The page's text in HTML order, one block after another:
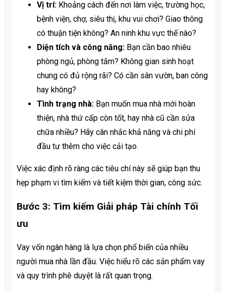
Vị trí: Khoảng cách đến nơi làm việc, trường học,
bệnh viện, chợ, siêu thị, khu vui chơi? Giao thông
có thuận tiện không? An ninh khu vực thế nào?
Diện tích và công năng: Bạn cần bao nhiêu
phòng ngủ, phòng tắm? Không gian sinh hoạt
chung có đủ rộng rãi? Có cần sân vườn, ban công
hay không?
Tình trạng nhà: Bạn muốn mua nhà mới hoàn
thiện, nhà thứ cấp còn tốt, hay nhà cũ cần sửa
chữa nhiều? Hãy cân nhắc khả năng và chi phí
đầu tư thêm cho việc cải tạo.
Việc xác định rõ ràng các tiêu chí này sẽ giúp bạn thu
hẹp phạm vi tìm kiếm và tiết kiệm thời gian, công sức.
Bước 3: Tìm kiếm Giải pháp Tài chính Tối
ưu
Vay vốn ngân hàng là lựa chọn phổ biến của nhiều
người mua nhà lần đầu. Việc hiểu rõ các sản phẩm vay
và quy trình phê duyệt là rất quan trọng.